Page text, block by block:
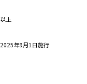
以上
2025年9月1日施行